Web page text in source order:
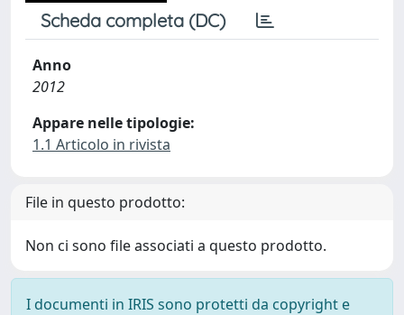
Scheda completa (DC)
Anno
2012
Appare nelle tipologie:
1.1 Articolo in rivista
File in questo prodotto:
Non ci sono file associati a questo prodotto.
I documenti in IRIS sono protetti da copyright e